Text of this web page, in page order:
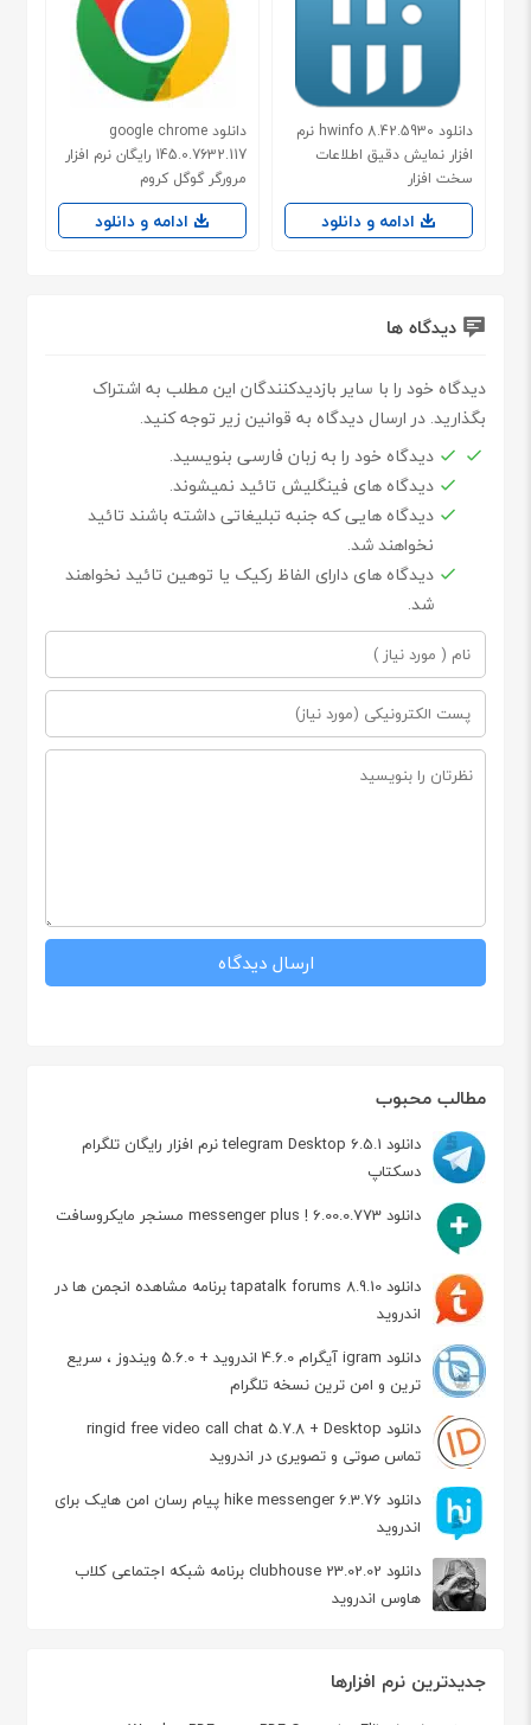
مطالب محبوب
دانلود telegram Desktop 6.5.1 نرم افزار رایگان تلگرام
دسکتاپ
دانلود messenger plus ! 6.00.0.773 مسنجر مایکروسافت
دانلود tapatalk forums 8.9.10 برنامه مشاهده انجمن ها در
اندروید
دانلود igram آیگرام 4.6.0 اندروید + 5.6.0 ویندوز ، سریع
ترین و امن ترین نسخه تلگرام
دانلود ringid free video call chat 5.7.8 + Desktop
تماس صوتی و تصویری در اندروید
دانلود hike messenger 6.3.76 پیام‌ رسان‌ امن هایک برای
اندروید
دانلود clubhouse 23.02.02 برنامه شبکه اجتماعی کلاب
هاوس اندروید
جدیدترین نرم افزارها
دانلود hwinfo 8.42.5930 نرم
افزار نمایش دقیق اطلاعات
سخت افزار
ادامه و دانلود
دانلود google chrome
145.0.7632.117 رایگان نرم افزار
مرورگر گوگل کروم
ادامه و دانلود
دیدگاه ها
دیدگاه خود را با سایر بازدیدکنندگان این مطلب به اشتراک
بگذارید. در ارسال دیدگاه به قوانین زیر توجه کنید.
دیدگاه خود را به زبان فارسی بنویسید.
دیدگاه های فینگلیش تائید نمیشوند.
دیدگاه هایی که جنبه تبلیغاتی داشته باشند تائید
نخواهند شد.
دیدگاه های دارای الفاظ رکیک یا توهین تائید نخواهند
شد.